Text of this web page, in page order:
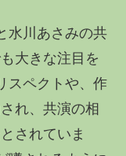
水川あさみの共
大きな注目を
スペクトや、作
れ、共演の相
されていま